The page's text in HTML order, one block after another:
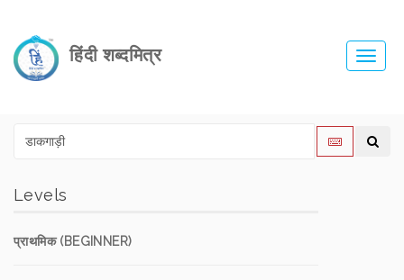
हिंदी शब्दमित्र
Levels
प्राथमिक (BEGINNER)